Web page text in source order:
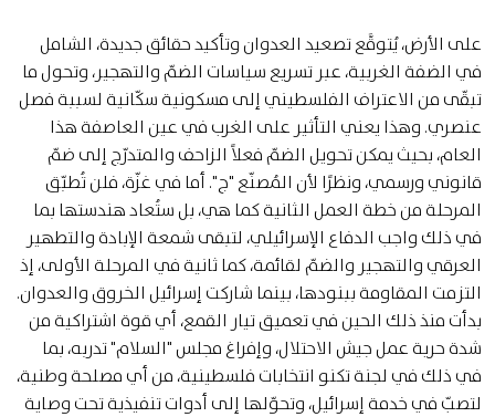
على الأرض، يُتوقَّع تصعيد العدوان وتأكيد حقائق جديدة، الشامل
في الضفة الغربية، عبر تسريع سياسات الضمّ والتهجير، وتحول ما
تبقّى من الاعتراف الفلسطيني إلى مسكونية سكّانية لسببة فصل
عنصري. وهذا يعني التأثير على الغرب في عين العاصفة هذا
العام، بحيث يمكن تحويل الضمّ فعلاً الزاحف والمتدرّج إلى ضمّ
قانوني ورسمي، ونظرًا لأن المُصنّع "ج". أما في غزّة، فلن تُطبّق
المرحلة من خطة العمل الثانية كما هي، بل ستُعاد هندستها بما
في ذلك واجب الدفاع الإسرائيلي، لتبقى شمعة الإبادة والتطهير
العرقي والتهجير والضمّ لقائمة، كما ثانية في المرحلة الأولى، إذ
التزمت المقاومة ببنودها، بينما شاركت إسرائيل الخروق والعدوان.
بدأت منذ ذلك الحين في تعميق تيار القمع، أي قوة اشتراكية من
شدة حرية عمل جيش الاحتلال، وإفراغ مجلس "السلام" تدربه، بما
في ذلك في لجنة تكنو انتخابات فلسطينية، من أي مصلحة وطنية،
لتصبّ في خدمة إسرائيل، وتحوّلها إلى أدوات تنفيذية تحت وصاية